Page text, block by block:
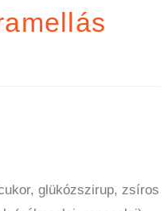
glükózszirup, zsíros